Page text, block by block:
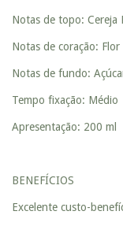
Notas de topo: Cereja
Notas de coração: Flor
Notas de fundo:
Tempo fixação: Médio
Apresentação: 200 ml
BENEFÍCIOS
Excelente custo-